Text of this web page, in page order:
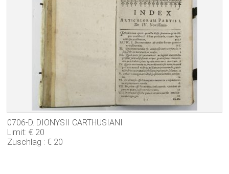
0706-D. DIONYSII CARTHUSIANI
Limit: € 20
Zuschlag : € 20